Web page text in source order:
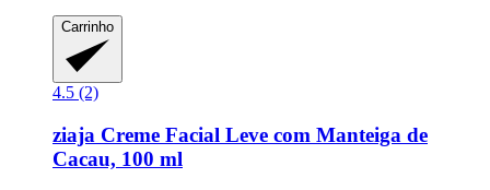
Carrinho
4.5 (2)
ziaja Creme Facial Leve com Manteiga de
Cacau, 100 ml